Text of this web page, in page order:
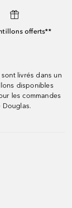
offerts**
livrés dans un
disponibles
les commandes
Douglas.